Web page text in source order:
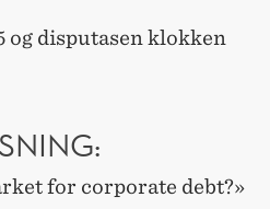
og disputasen klokken
for corporate debt?»